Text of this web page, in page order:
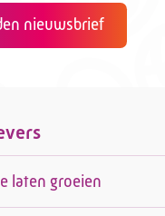
nieuwsbrief
laten groeien